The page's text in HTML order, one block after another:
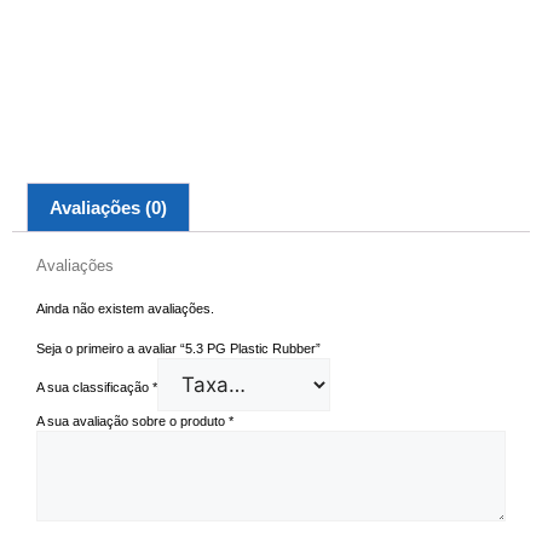
Avaliações (0)
Avaliações
Ainda não existem avaliações.
Seja o primeiro a avaliar “5.3 PG Plastic Rubber”
A sua classificação *
A sua avaliação sobre o produto *